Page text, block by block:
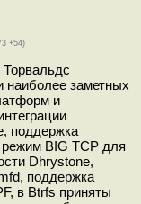
+54)
наиболее заметных
и
поддержка
режим BIG TCP для
Dhrystone,
поддержка
в Btrfs приняты